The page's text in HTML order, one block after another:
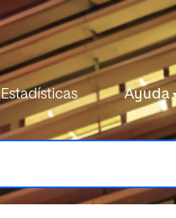
Estadísticas Ayuda